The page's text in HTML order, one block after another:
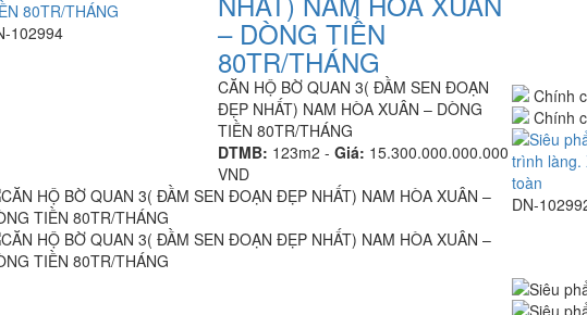
102994 – DÒNG TIỀN
80TR/THÁNG
CĂN HỘ BỜ QUAN 3( ĐẦM SEN ĐOẠN
ĐẸP NHẤT) NAM HÒA XUÂN – DÒNG
TIỀN 80TR/THÁNG
DTMB: 123m2 - Giá: 15.300.000.000.000
VND
DN-